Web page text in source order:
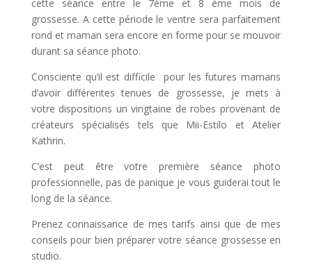
cette séance entre le 7ème et 8 ème mois de
grossesse. A cette période le ventre sera parfaitement
rond et maman sera encore en forme pour se mouvoir
durant sa séance photo.
Consciente qu’il est difficile pour les futures mamans
d’avoir différentes tenues de grossesse, je mets à
votre dispositions un vingtaine de robes provenant de
créateurs spécialisés tels que Mii-Estilo et Atelier
Kathrin.
C’est peut être votre première séance photo
professionnelle, pas de panique je vous guiderai tout le
long de la séance.
Prenez connaissance de mes tarifs ainsi que de mes
conseils pour bien préparer votre séance grossesse en
studio.